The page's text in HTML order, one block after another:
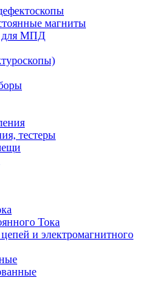
магниты
для МПД
тестеры
Тока
и электромагнитного